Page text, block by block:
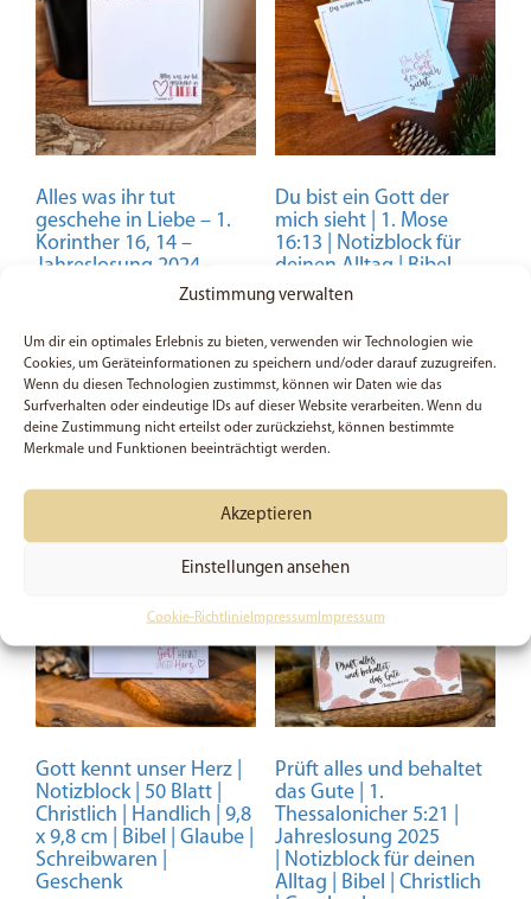
Zustimmung verwalten
Um dir ein optimales Erlebnis zu bieten, verwenden wir Technologien wie
Cookies, um Geräteinformationen zu speichern und/oder darauf zuzugreifen.
Wenn du diesen Technologien zustimmst, können wir Daten wie das
Surfverhalten oder eindeutige IDs auf dieser Website verarbeiten. Wenn du
deine Zustimmung nicht erteilst oder zurückziehst, können bestimmte
Merkmale und Funktionen beeinträchtigt werden.
Akzeptieren
Einstellungen ansehen
Cookie-RichtlinieImpressum Impressum
Alles was ihr tut
geschehe in Liebe – 1.
Korinther 16, 14 –
Jahreslosung 2024 –
Notizblock für deinen
ab3,49€
Ausführung wählen
Dieses
Produkt
mehrere
Varianten
Optionen
können
auf
der
Produktseite
gewählt
werden
Du bist ein Gott der
mich sieht | 1. Mose
16:13 | Notizblock für
deinen Alltag | Bibel
| Christlich
ab3,49€
Ausführung wählen
Dieses
Produkt
mehrere
können
auf
der
gewählt
Gott kennt unser Herz |
Notizblock | 50 Blatt |
Christlich | Handlich | 9,8
x 9,8 cm | Bibel | Glaube |
Schreibwaren |
Geschenk
Prüft alles und behaltet
das Gute | 1.
Thessalonicher 5:21 |
Jahreslosung 2025
| Notizblock für deinen
Alltag | Bibel | Christlich